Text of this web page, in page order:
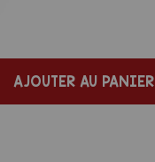
AJOUTER AU PANIER